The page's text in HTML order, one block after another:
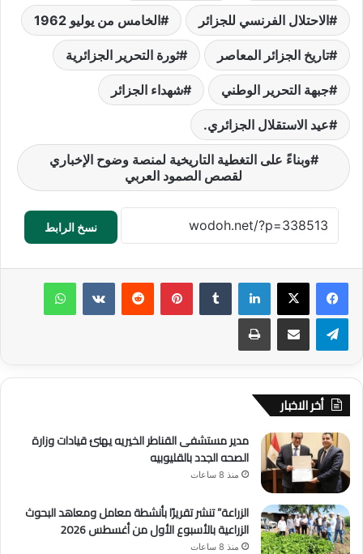
الاحتلال الفرنسي للجزائر الخامس من يوليو 1962
تاريخ الجزائر المعاصر ثورة التحرير الجزائرية
جبهة التحرير الوطني شهداء الجزائر
عيد الاستقلال الجزائري.
وبناءً على التغطية التاريخية لمنصة وضوح الإخباري
لقصص الصمود العربي
نسخ الرابط
لينكدإن بينتيريست
أخر الاخبار
مدير مستشفى القناطر الخيريه يهنئ قيادات وزارة
الصحه الجدد بالقليوبيه
منذ 8 ساعات
الزراعة” تنشر تقريرًا بأنشطة معامل ومعاهد البحوث
الزراعية بالأسبوع الأول من أغسطس 2026
منذ 8 ساعات